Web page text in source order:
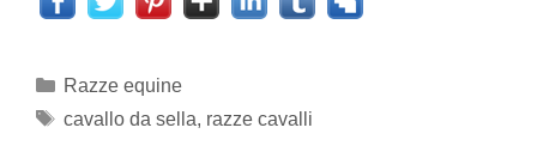
Categorie
Razze equine
Tag
cavallo da sella, razze cavalli